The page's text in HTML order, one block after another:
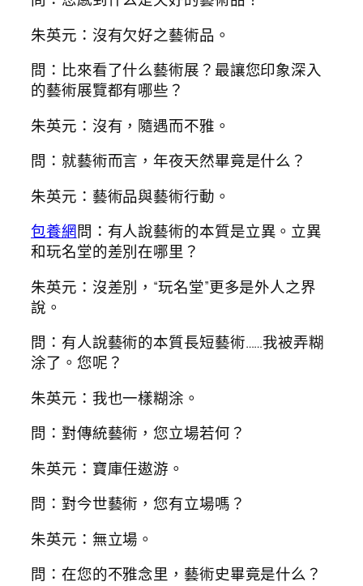
朱英元：沒有欠好之藝術品。
問：比來看了什么藝術展？最讓您印象深入
的藝術展覽都有哪些？
朱英元：沒有，隨遇而不雅。
問：就藝術而言，年夜天然畢竟是什么？
朱英元：藝術品與藝術行動。
包養網問：有人說藝術的本質是立異。立異
和玩名堂的差別在哪里？
朱英元：沒差別，“玩名堂”更多是外人之界
說。
問：有人說藝術的本質長短藝術……我被弄糊
涂了。您呢？
朱英元：我也一樣糊涂。
問：對傳統藝術，您立場若何？
朱英元：寶庫任遨游。
問：對今世藝術，您有立場嗎？
朱英元：無立場。
問：在您的不雅念里，藝術史畢竟是什么？